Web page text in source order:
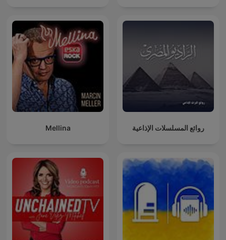
Mellina روائع المسلسلات الإذاعية